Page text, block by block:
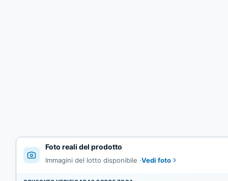
Foto reali del prodotto
Immagini del lotto disponibile ·Vedi foto